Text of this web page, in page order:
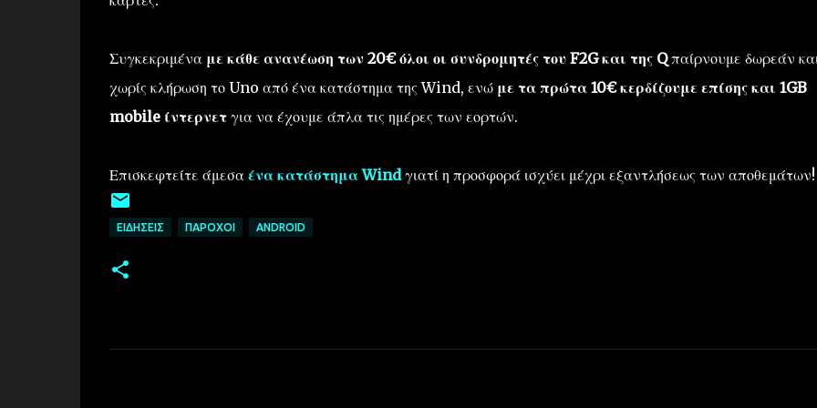
Συγκεκριμέναμε κάθε ανανέωση των 20€ όλοι οι συνδρομητές του F2G και της Qπαίρνουμε δωρεάν
χωρίς κλήρωση το Uno από ένα κατάστημα της Wind, ενώ με τα πρώτα 10€ κερδίζουμε επίσης και 1GB
mobile ίντερνετγια να έχουμε άπλα τις ημέρες των εορτών.
Επισκεφτείτε άμεσα ένα κατάστημα Windγιατί η προσφορά ισχύει μέχρι εξαντλήσεως των αποθεμάτων!
ΕΙΔΉΣΕΙΣ ΠΆΡΟΧΟΙ ANDROID